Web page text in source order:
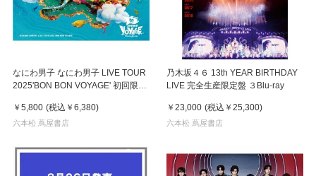
なにわ男子 なにわ男子 LIVE TOUR
2025'BON BON VOYAGE' 初回限定
￥5,800 (税込 ￥6,380)
六本松 蔦屋書店
乃木坂４６ 13th YEAR BIRTHDAY
LIVE 完全生産限定盤 ３Blu-ray
￥23,000 (税込 ￥25,300)
六本松 蔦屋書店